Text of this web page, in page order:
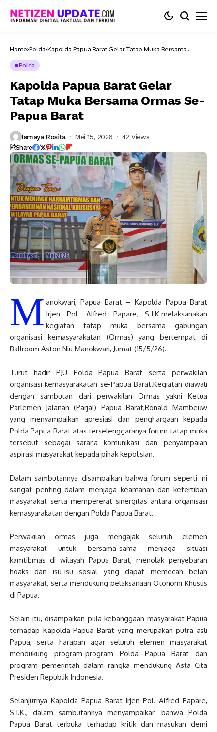
Home Polda Kapolda Papua Barat Gelar Tatap Muka Bersama
Polda
Kapolda Papua Barat Gelar
Tatap Muka Bersama Ormas Se-
Papua Barat
Ismaya Rosita Mei 15, 2026 42 Views
Share
M anokwari, Papua Barat – Kapolda Papua Barat
Irjen Pol. Alfred Papare, S.I.K.melaksanakan
kegiatan tatap muka bersama gabungan
organisasi kemasyarakatan (Ormas) yang bertempat di
Ballroom Aston Niu Manokwari, Jumat (15/5/26).
Turut hadir PJU Polda Papua Barat serta perwakilan
organisasi kemasyarakatan se-Papua Barat.Kegiatan diawali
dengan sambutan dari perwakilan Ormas yakni Ketua
Parlemen Jalanan (Parjal) Papua Barat,Ronald Mambeuw
yang menyampaikan apresiasi dan penghargaan kepada
Polda Papua Barat atas terselenggaranya forum tatap muka
tersebut sebagai sarana komunikasi dan penyampaian
aspirasi masyarakat kepada pihak kepolisian.
Dalam sambutannya disampaikan bahwa forum seperti ini
sangat penting dalam menjaga keamanan dan ketertiban
masyarakat serta mempererat sinergitas antara organisasi
kemasyarakatan dengan Polda Papua Barat.
Perwakilan ormas juga mengajak seluruh elemen
masyarakat untuk bersama-sama menjaga situasi
kamtibmas di wilayah Papua Barat, menolak penyebaran
hoaks dan isu-isu sosial yang dapat memecah belah
masyarakat, serta mendukung pelaksanaan Otonomi Khusus
di Papua.
Selain itu, disampaikan pula kebanggaan masyarakat Papua
terhadap Kapolda Papua Barat yang merupakan putra asli
Papua, serta harapan agar seluruh elemen masyarakat
mendukung program-program Polda Papua Barat dan
program pemerintah dalam rangka mendukung Asta Cita
Presiden Republik Indonesia.
Selanjutnya Kapolda Papua Barat Irjen Pol. Alfred Papare,
S.I.K., dalam sambutannya menyampaikan bahwa Polda
Papua Barat terbuka terhadap kritik dan masukan demi